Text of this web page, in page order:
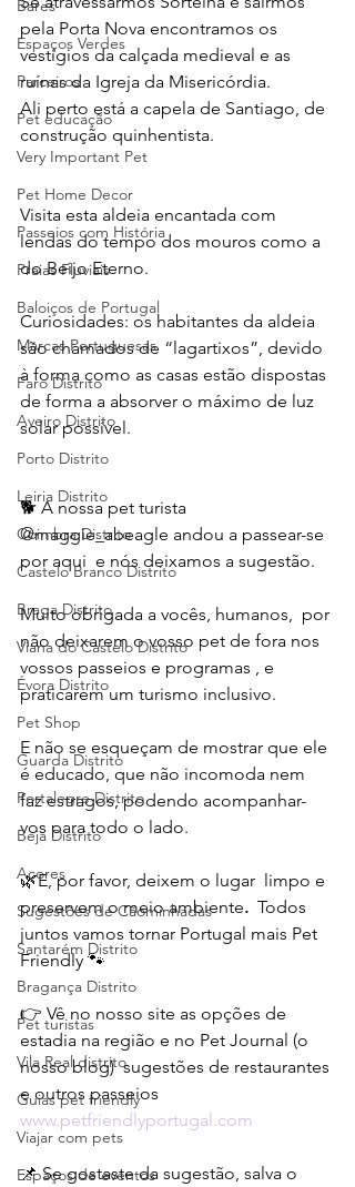
Bares
Espaços Verdes
Parceiros
Pet educação
Very Important Pet
Pet Home Decor
Passeios com História
Praias Fluviais
Baloiços de Portugal
Marcas Portuguesas
Faro Distrito
Aveiro Distrito
Porto Distrito
Leiria Distrito
Coimbra Distrito
Castelo Branco Distrito
Braga Distrito
Viana do Castelo Distrito
Évora Distrito
Pet Shop
Guarda Distrito
Portalegre Distrito
Beja Distrito
Açores
Sugestões de Cãominhadas
Santarém Distrito
Bragança Distrito
Pet turistas
Vila Real distrito
Guias pet friendly
Viajar com pets
Espaços de eventos
pela Porta Nova encontramos os
vestígios da calçada medieval e as
ruínas da Igreja da Misericórdia.
Ali perto está a capela de Santiago, de
construção quinhentista.
Visita esta aldeia encantada com
lendas do tempo dos mouros como a
do Beijo Eterno.
Curiosidades: os habitantes da aldeia
são chamados de “lagartixos”, devido
à forma como as casas estão dispostas
de forma a absorver o máximo de luz
solar possível.
🐕 A nossa pet turista
@maggie_abeagle andou a passear-se
por aqui  e nós deixamos a sugestão.
Muito obrigada a vocês, humanos,  por
não deixarem o vosso pet de fora nos
vossos passeios e programas , e
praticarem um turismo inclusivo.
E não se esqueçam de mostrar que ele
é educado, que não incomoda nem
faz estragos, podendo acompanhar-
vos para todo o lado.
🌿E, por favor, deixem o lugar  limpo e
preservem o meio ambiente. Todos
juntos vamos tornar Portugal mais Pet
Friendly 🐾
👉 Vê no nosso site as opções de
estadia na região e no Pet Journal (o
nosso blog)  sugestões de restaurantes
e outros passeios
www.petfriendlyportugal.com
📌 Se gostaste da sugestão, salva o